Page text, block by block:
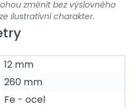
změnit bez výslovného
ilustrativní charakter.
12 mm
260 mm
Fe - ocel